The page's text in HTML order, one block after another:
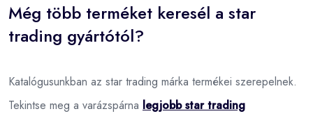
Még több terméket keresél a star
trading gyártótól?
Katalógusunkban az star trading márka termékei szerepelnek.
Tekintse meg a varázspárna legjobb star trading